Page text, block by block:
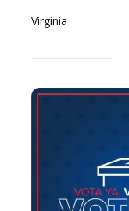
Virginia